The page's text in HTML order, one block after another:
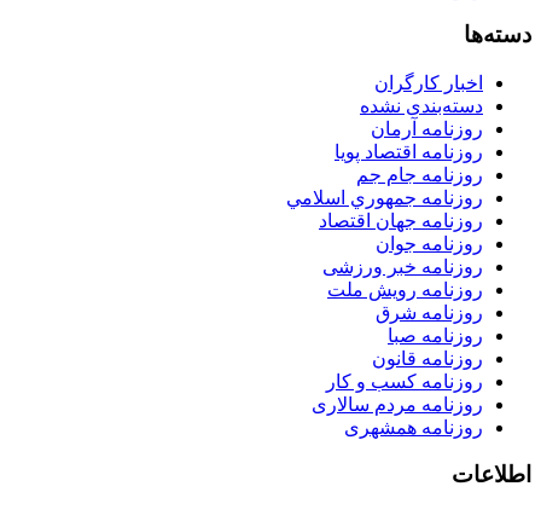
دسته‌ها
اخبار کارگران
دسته‌بندی نشده
روزنامه آرمان
روزنامه اقتصاد پویا
روزنامه جام جم
روزنامه جمهوري اسلامي
روزنامه جهان اقتصاد
روزنامه جوان
روزنامه خبر ورزشى
روزنامه رویش ملت
روزنامه شرق
روزنامه صبا
روزنامه قانون
روزنامه كسب و كار
روزنامه مردم سالاری
روزنامه همشهری
اطلاعات